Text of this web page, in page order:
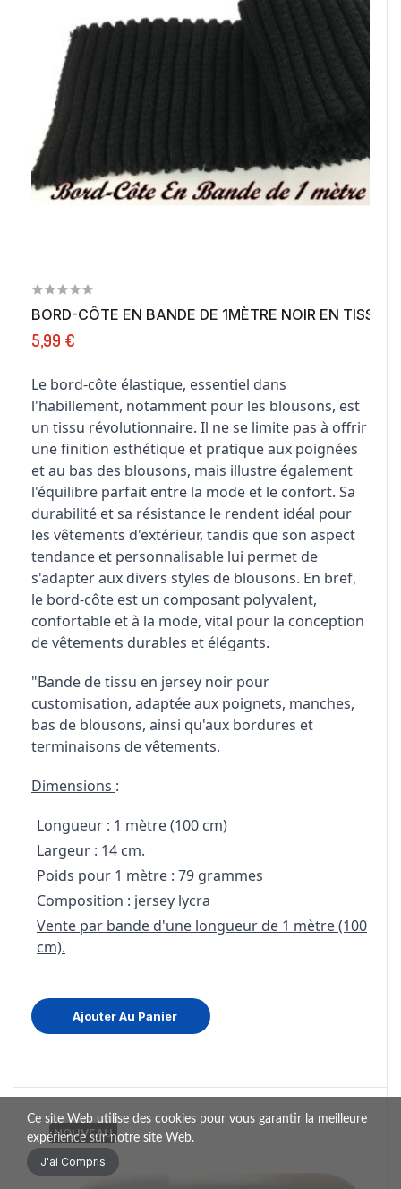
BORD-CÔTE EN BANDE DE 1MÈTRE NOIR EN TISSU...
5,99 €
Le bord-côte élastique, essentiel dans
l'habillement, notamment pour les blousons, est
un tissu révolutionnaire. Il ne se limite pas à offrir
une finition esthétique et pratique aux poignées
et au bas des blousons, mais illustre également
l'équilibre parfait entre la mode et le confort. Sa
durabilité et sa résistance le rendent idéal pour
les vêtements d'extérieur, tandis que son aspect
tendance et personnalisable lui permet de
s'adapter aux divers styles de blousons. En bref,
le bord-côte est un composant polyvalent,
confortable et à la mode, vital pour la conception
de vêtements durables et élégants.
"Bande de tissu en jersey noir pour
customisation, adaptée aux poignets, manches,
bas de blousons, ainsi qu'aux bordures et
terminaisons de vêtements.
Dimensions :
Longueur : 1 mètre (100 cm)
Largeur : 14 cm.
Poids pour 1 mètre : 79 grammes
Composition : jersey lycra
Vente par bande d'une longueur de 1 mètre (100
cm).
Ajouter Au Panier
NOUVEAU
Ce site Web utilise des cookies pour vous garantir la meilleure
expérience sur notre site Web.
J'ai Compris